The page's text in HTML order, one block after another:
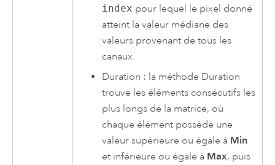
index pour lequel le pixel donné
atteint la valeur médiane des
valeurs provenant de tous les
canaux.
Duration : la méthode Duration
trouve les éléments consécutifs les
plus longs de la matrice, où
chaque élément possède une
valeur supérieure ou égale à Min
et inférieure ou égale à Max, puis